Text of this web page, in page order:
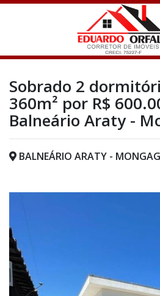
Sobrado 2
360m² por R$
Balneário Araty -
BALNEÁRIO ARATY -